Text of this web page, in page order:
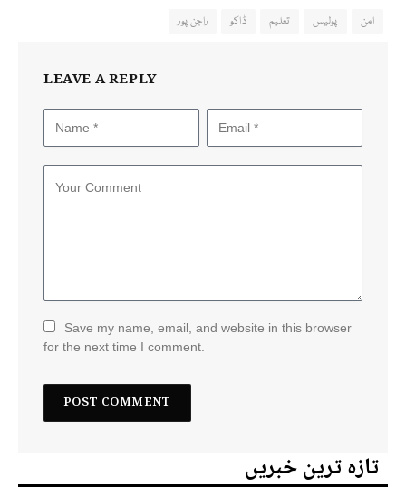
امن پولیس تعلیم ڈاکو راجن پور
LEAVE A REPLY
Save my name, email, and website in this browser
for the next time I comment.
تازہ ترین خبریں